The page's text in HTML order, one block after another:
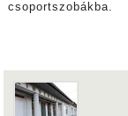
csoportszobákba.